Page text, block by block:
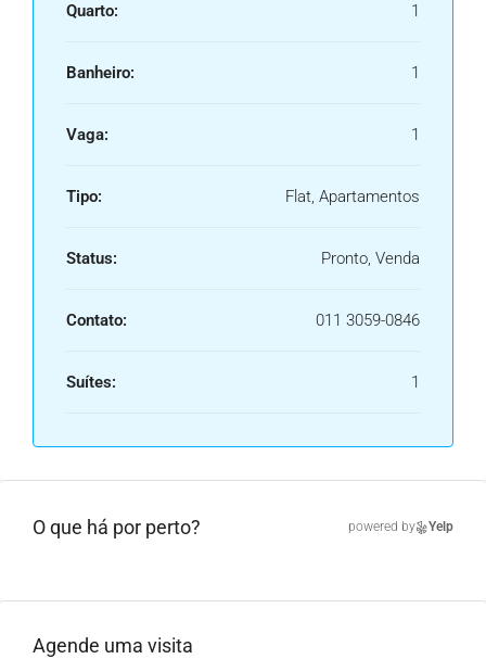
Quarto: 1
Banheiro: 1
Vaga: 1
Tipo: Flat, Apartamentos
Status: Pronto, Venda
Contato: 011 3059-0846
Suítes: 1
O que há por perto? powered by Yelp
Agende uma visita